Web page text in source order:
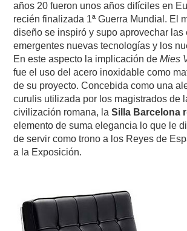
años 20 fueron unos años difíciles en
recién finalizada 1ª Guerra Mundial. El
diseño se inspiró y supo aprovechar las
emergentes nuevas tecnologías y los
En este aspecto la implicación deMies
fue el uso del acero inoxidable como
de su proyecto. Concebida como una
curulis utilizada por los magistrados de
civilización romana, laSilla Barcelona r
elemento de suma elegancia lo que le
de servir como trono a los Reyes de
a la Exposición.